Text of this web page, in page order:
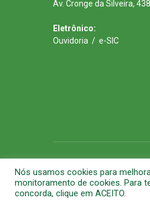
Av. Cronge da Silveira,
Eletrônico:
Ouvidoria / e-SIC
Nós usamos cookies para
monitoramento de cookies. Para
concorda, clique em ACEITO.